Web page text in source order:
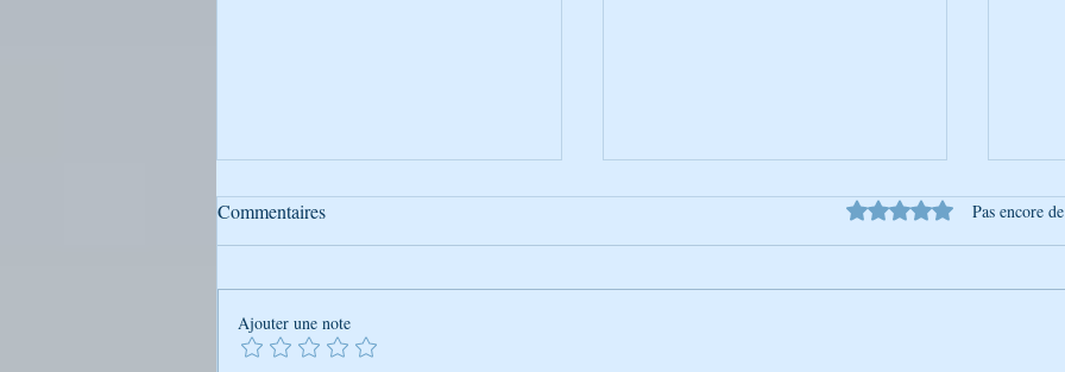
Commentaires Noté 0 étoile sur 5.
Pas encore
Ajouter une note